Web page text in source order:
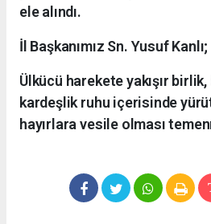
ele alındı.
İl Başkanımız Sn. Yusuf Kanlı;
Ülkücü harekete yakışır
kardeşlik ruhu içerisinde
hayırlara vesile olması